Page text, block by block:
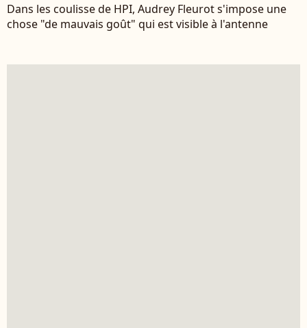
Dans les coulisse de HPI, Audrey Fleurot s'impose une
chose "de mauvais goût" qui est visible à l'antenne